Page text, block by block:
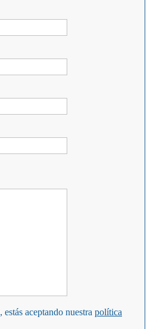
aceptando nuestra política